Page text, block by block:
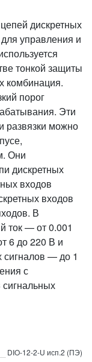
дискретных
управления и
тонкой защиты
комбинация.
порог
Эти
развязки можно
Они
дискретных
входов
входов
В
ток — от 0.001
6 до 220 В и
— до 1
с
DIO-12-2-U исп.2 (ПЭ)